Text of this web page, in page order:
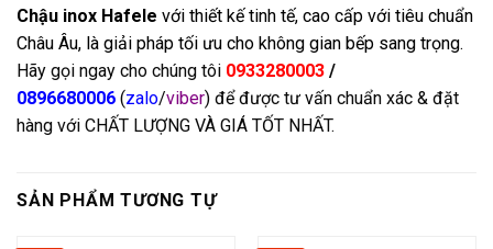
Chậu inox Hafele với thiết kế tinh tế, cao cấp với tiêu chuẩn
Châu Âu, là giải pháp tối ưu cho không gian bếp sang trọng.
Hãy gọi ngay cho chúng tôi 0933280003 /
0896680006 (zalo/viber) để được tư vấn chuẩn xác & đặt
hàng với CHẤT LƯỢNG VÀ GIÁ TỐT NHẤT.
SẢN PHẨM TƯƠNG TỰ